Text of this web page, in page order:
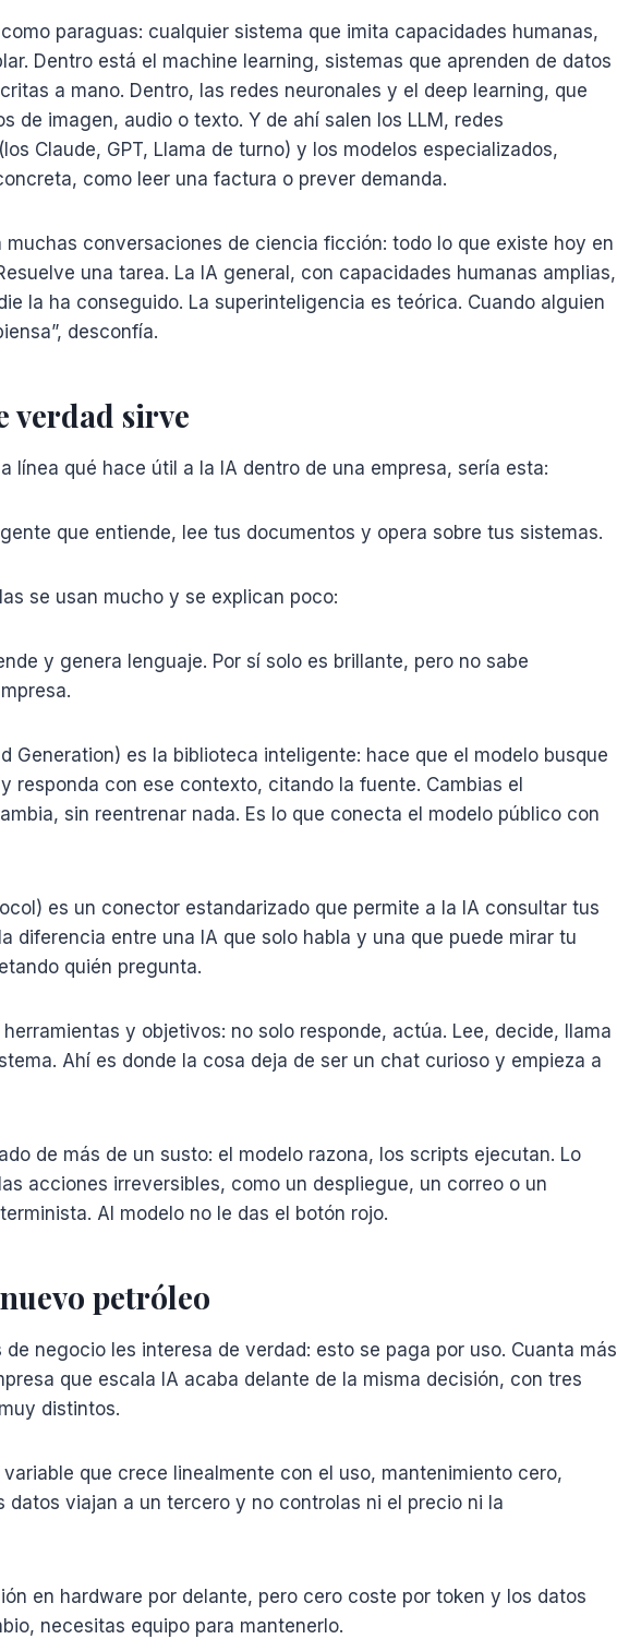
paraguas: cualquier sistema que imita capacidades humanas,
Dentro está el machine learning, sistemas que aprenden de datos
a mano. Dentro, las redes neuronales y el deep learning, que
de imagen, audio o texto. Y de ahí salen los LLM, redes
Claude, GPT, Llama de turno) y los modelos especializados,
como leer una factura o prever demanda.
muchas conversaciones de ciencia ficción: todo lo que existe hoy en
una tarea. La IA general, con capacidades humanas amplias,
la ha conseguido. La superinteligencia es teórica. Cuando alguien
desconfía.
verdad sirve
línea qué hace útil a la IA dentro de una empresa, sería esta:
que entiende, lee tus documentos y opera sobre tus sistemas.
se usan mucho y se explican poco:
y genera lenguaje. Por sí solo es brillante, pero no sabe
Generation) es la biblioteca inteligente: hace que el modelo busque
responda con ese contexto, citando la fuente. Cambias el
sin reentrenar nada. Es lo que conecta el modelo público con
es un conector estandarizado que permite a la IA consultar tus
diferencia entre una IA que solo habla y una que puede mirar tu
quién pregunta.
herramientas y objetivos: no solo responde, actúa. Lee, decide, llama
Ahí es donde la cosa deja de ser un chat curioso y empieza a
de más de un susto: el modelo razona, los scripts ejecutan. Lo
acciones irreversibles, como un despliegue, un correo o un
Al modelo no le das el botón rojo.
petróleo
negocio les interesa de verdad: esto se paga por uso. Cuanta más
que escala IA acaba delante de la misma decisión, con tres
distintos.
que crece linealmente con el uso, mantenimiento cero,
viajan a un tercero y no controlas ni el precio ni la
en hardware por delante, pero cero coste por token y los datos
necesitas equipo para mantenerlo.